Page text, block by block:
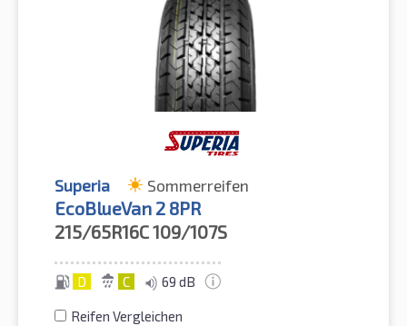
Superia Sommerreifen
EcoBlueVan 2 8PR
215/65R16C109/107S
D C 69 dB
Reifen Vergleichen